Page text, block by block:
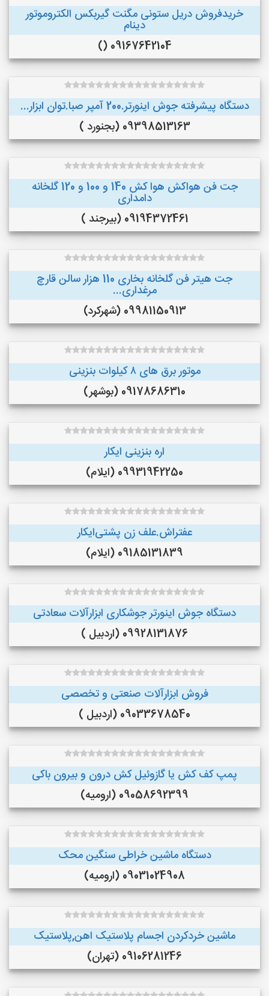
خریدفروش دریل ستونی مگنت گیربکس الکتروموتور
دینام
09167642104 ()
دستگاه پیشرفته جوش اینورتر.200 آمپر صبا.توان ابزار...
09398513163 (بجنورد )
جت فن هواکش هوا کش 140 و 100 و 120 گلخانه
دامداری
09194372461 (بیرجند )
جت هیتر فن گلخانه بخاری 110 هزار سالن قارچ
مرغداری...
09981150913 (شهرکرد)
موتور برق های ٨ کیلوات بنزینی
09178686310 (بوشهر)
اره بنزینی ایکار
09931942250 (ایلام)
عفتراش.علف زن پشتی‌ایکار
09185131839 (ایلام)
دستگاه جوش اینورتر جوشکاری ابزارآلات سعادتی
09928131876 (اردبیل )
فروش ابزارآلات صنعتی و تخصصی
09033678540 (اردبیل )
پمپ کف کش یا گازوئیل کش درون و بیرون باکی
09058692399 (ارومیه)
دستگاه ماشین خراطی سنگین محک
09031024908 (ارومیه)
ماشین خردکردن اجسام پلاستیک اهن,پلاستیک
09106281246 (تهران)